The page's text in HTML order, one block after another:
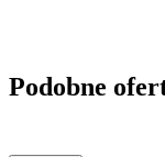
Podobne